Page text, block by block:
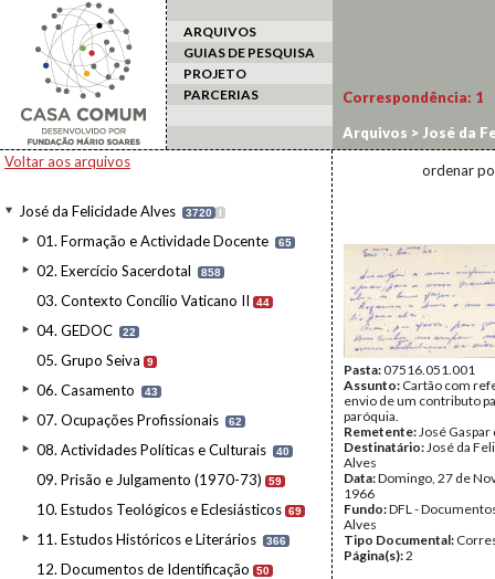
ARQUIVOS
GUIAS DE PESQUISA
PROJETO
PARCERIAS
Voltar aos arquivos
José da Felicidade Alves 3720 I
01. Formação e Actividade Docente 65
02. Exercício Sacerdotal 858
03. Contexto Concílio Vaticano II 44
04. GEDOC 22
05. Grupo Seiva 9
06. Casamento 43
07. Ocupações Profissionais 62
08. Actividades Políticas e Culturais 40
09. Prisão e Julgamento (1970-73) 59
10. Estudos Teológicos e Eclesiásticos 69
11. Estudos Históricos e Literários 366
12. Documentos de Identificação 50
Correspondência: 1
Arquivos > José da
ordenar
Pasta:07516.051.001
Assunto: Cartão com
envio de um contributo
paróquia.
Remetente:José
Destinatário:José da
Alves
Data:Domingo, 27 de
1966
Fundo:DFL -
Alves
Tipo Documental:
Página(s):2